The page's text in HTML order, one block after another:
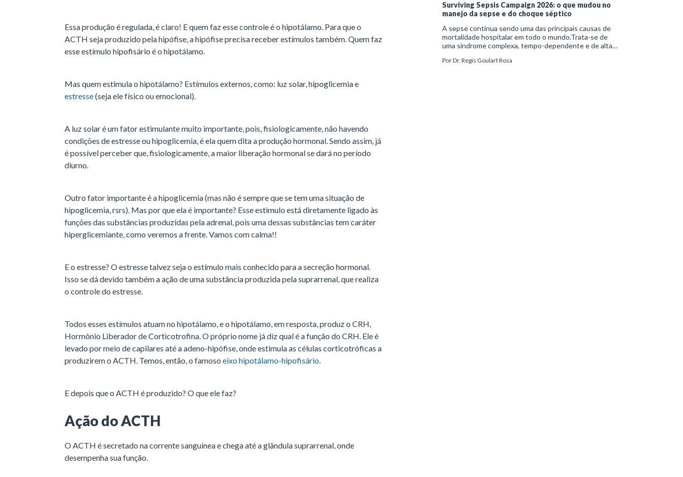
Essa produção é regulada, é claro! E quem faz esse controle é o hipotálamo. Para que o
ACTH seja produzido pela hipófise, a hipófise precisa receber estímulos também. Quem faz
esse estímulo hipofisário é o hipotálamo.
Mas quem estimula o hipotálamo? Estímulos externos, como: luz solar, hipoglicemia e
estresse(seja ele físico ou emocional).
A luz solar é um fator estimulante muito importante, pois, fisiologicamente, não havendo
condições de estresse ou hipoglicemia, é ela quem dita a produção hormonal. Sendo assim, já
é possível perceber que, fisiologicamente, a maior liberação hormonal se dará no período
diurno.
Outro fator importante é a hipoglicemia (mas não é sempre que se tem uma situação de
hipoglicemia, rsrs). Mas por que ela é importante? Esse estimulo está diretamente ligado às
funções das substâncias produzidas pela adrenal, pois uma dessas substâncias tem caráter
hiperglicemiante, como veremos a frente. Vamos com calma!!
E o estresse? O estresse talvez seja o estímulo mais conhecido para a secreção hormonal.
Isso se dá devido também a ação de uma substância produzida pela suprarrenal, que realiza
o controle do estresse.
Todos esses estímulos atuam no hipotálamo, e o hipotálamo, em resposta, produz o CRH,
Hormônio Liberador de Corticotrofina. O próprio nome já diz qual é a função do CRH. Ele é
levado por meio de capilares até a adeno-hipófise, onde estimula as células corticotróficas a
produzirem o ACTH. Temos, então, o famoso eixo hipotálamo-hipofisário.
E depois que o ACTH é produzido? O que ele faz?
Ação do ACTH
O ACTH é secretado na corrente sanguínea e chega até a glândula suprarrenal, onde
desempenha sua função.
Surviving Sepsis Campaign 2026: o que mudou no
manejo da sepse e do choque séptico
A sepse continua sendo uma das principais causas de
mortalidade hospitalar em todo o mundo.Trata-se de
uma síndrome complexa, tempo-dependente e de alta
manejo estruturado são determinantes para o desfe
PorDr. Regis Goulart Rosa